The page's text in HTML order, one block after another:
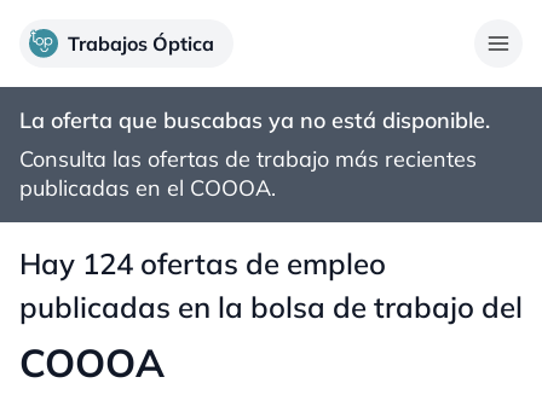
Trabajos Óptica
La oferta que buscabas ya no está disponible.
Consulta las ofertas de trabajo más recientes
publicadas en el COOOA.
Hay 124 ofertas de empleo
publicadas en la bolsa de trabajo del
COOOA